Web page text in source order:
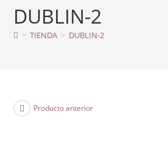
DUBLIN-2
> TIENDA > DUBLIN-2
Producto anterior